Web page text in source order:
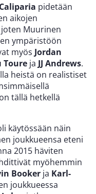
pidetään
aikojen
Muurinen
ympäristöön
myös Jordan
Toure ja JJ Andrews.
heistä on realistiset
tällä hetkellä
käytössään näin
joukkueensa eteni
2015 häviten
myöhemmin
Booker ja Karl-
joukkueessa